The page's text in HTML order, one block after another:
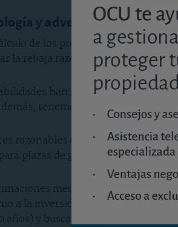
y advertencias
de los precios medios de
la rebaja razonable que se puede
han sido calculadas
tenemos en cuenta los
razonables de compra se
plazas de garaje (por su menor
medias no deberían
a la inversión en inmuebles.
años) y buscando un equilibrio y